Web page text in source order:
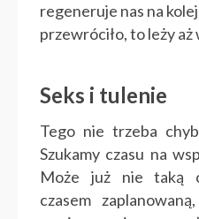
regeneruje nas na
przewróciło, to leży
Seks i tulenie
Tego nie trzeba
Szukamy czasu na
Może już nie taką
czasem